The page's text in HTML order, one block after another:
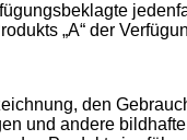
„A“ der
den
und andere